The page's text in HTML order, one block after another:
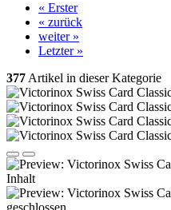
« Erster
« zurück
weiter »
Letzter »
377 Artikel in dieser Kategorie